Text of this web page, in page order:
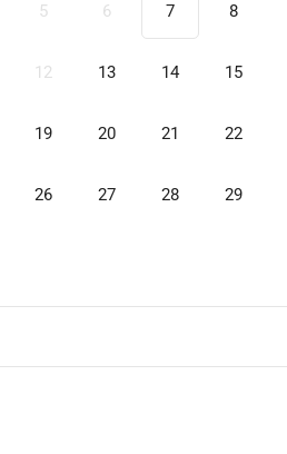
5 6 7 8
12 13 14 15
19 20 21 22
26 27 28 29